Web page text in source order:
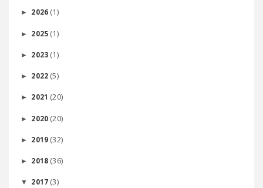
► 2026 (1)
► 2025 (1)
► 2023 (1)
► 2022 (5)
► 2021 (20)
► 2020 (20)
► 2019 (32)
► 2018 (36)
▼ 2017 (3)